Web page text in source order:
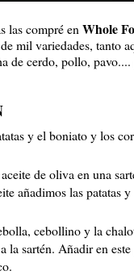
las compré en Whole
mil variedades, tanto
de cerdo, pollo, pavo....
y el boniato y los
de oliva en una
añadimos las patatas
cebollino y la
la sartén. Añadir en